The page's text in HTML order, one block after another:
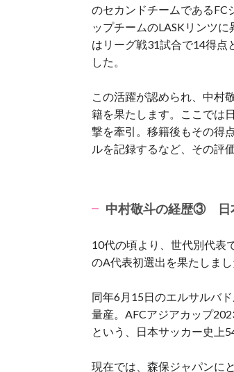
のセカンドチームであるFC
ップチームのLASKリンツ
はリーグ戦31試合で14得点
した。
この活躍が認められ、中村
籍を果たします。
ここでは
撃を牽引。 移籍後もその得
ルを記録するなど、その評
中村敬斗の経歴③ 日
10代の頃より、世代別代表
のA代表初選出を果たしまし
同年6月15日のエルサルバ
量産。 AFCアジアカップ
という、日本サッカー史上
現在では、森保ジャパンに